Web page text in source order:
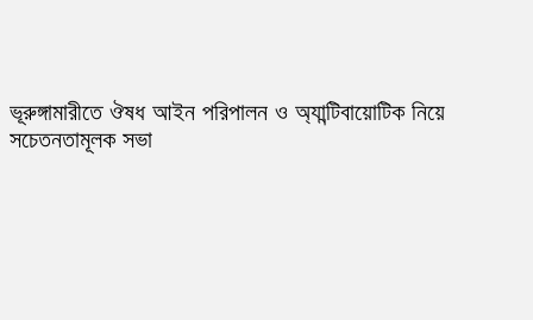
ভূরুঙ্গামারীতে ঔষধ আইন পরিপালন ও অ্যান্টিবায়োটিক নিয়ে
সচেতনতামূলক সভা